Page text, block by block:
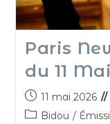
Paris
du 11
11 mai 2026
Bidou /